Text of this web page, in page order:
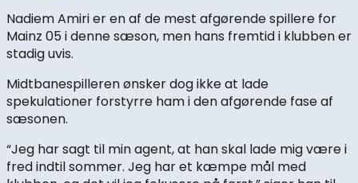
Nadiem Amiri er en af de mest afgørende spillere for
Mainz 05 i denne sæson, men hans fremtid i klubben er
stadig uvis.
Midtbanespilleren ønsker dog ikke at lade
spekulationer forstyrre ham i den afgørende fase af
sæsonen.
“Jeg har sagt til min agent, at han skal lade mig være i
fred indtil sommer. Jeg har et kæmpe mål med